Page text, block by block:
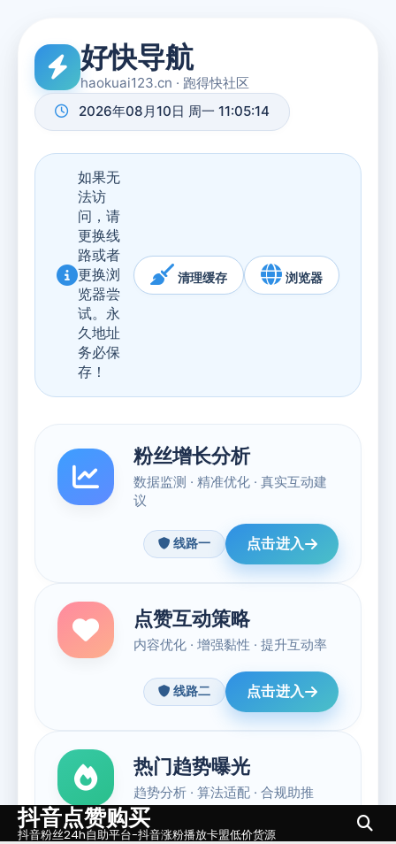
Skip抖音点赞购买
抖音粉丝24h自助平台-抖音涨粉播放卡盟低价货源